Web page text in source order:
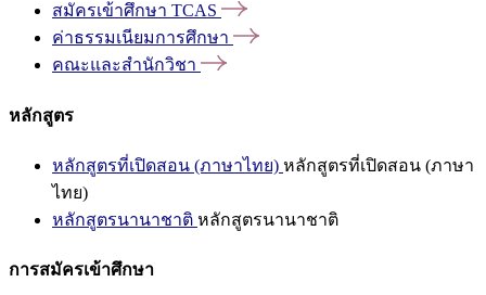
สมัครเข้าศึกษา TCAS
ค่าธรรมเนียมการศึกษา
คณะและสำนักวิชา
หลักสูตร
หลักสูตรที่เปิดสอน (ภาษาไทย) หลักสูตรที่เปิดสอน (ภาษา
ไทย)
หลักสูตรนานาชาติ หลักสูตรนานาชาติ
การสมัครเข้าศึกษา